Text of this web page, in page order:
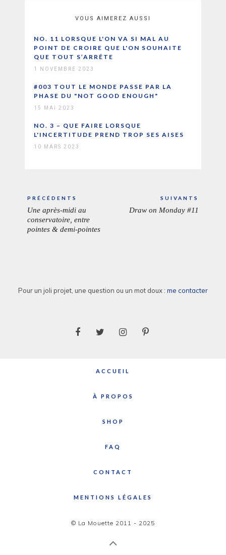
VOUS AIMEREZ AUSSI
NO. 11 LORSQUE L'ON VA SI MAL AU
POINT DE CROIRE QUE L'ON SOUHAITE
QUE TOUT S’ARRÊTE
1 NOVEMBRE 2023
#003 TOUT LE MONDE PASSE PAR LA
PHASE DU "NOT GOOD ENOUGH"
15 MAI 2023
NO. 3 – QUE FAIRE LORSQUE
L'INCERTITUDE PREND TROP SES AISES
10 MARS 2023
l’article
PRÉCÉDENTS
ARTICLE
PRÉCÉDENT:
Une après-midi au
conservatoire, entre
pointes & demi-pointes
SUIVANTS
Draw on Monday #11
Pour un joli projet, une question ou un mot doux : me contacter
ACCUEIL
À PROPOS
SHOP
FAQ
CONTACT
MENTIONS LÉGALES
© La Mouette 2011 - 2025